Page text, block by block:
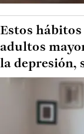
Estos
adultos
la depresión,